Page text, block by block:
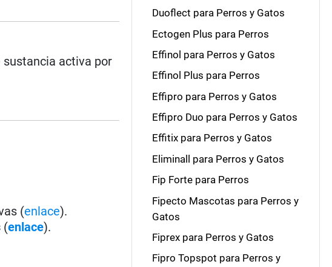
sustancia activa por
(enlace).
(enlace).
Duoflect para Perros y Gatos
Ectogen Plus para Perros
Effinol para Perros y Gatos
Effinol Plus para Perros
Effipro para Perros y Gatos
Effipro Duo para Perros y Gatos
Effitix para Perros y Gatos
Eliminall para Perros y Gatos
Fip Forte para Perros
Fipecto Mascotas para Perros y
Gatos
Fiprex para Perros y Gatos
Fipro Topspot para Perros y